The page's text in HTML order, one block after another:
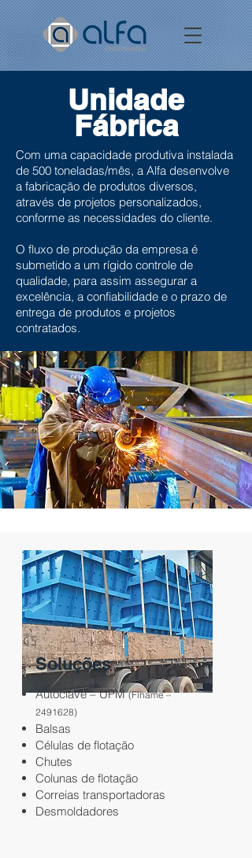
Unidade
Fábrica
Com uma capacidade produtiva instalada
de 500 toneladas/mês, a Alfa desenvolve
a fabricação de produtos diversos,
através de projetos personalizados,
conforme as necessidades do cliente.
O fluxo de produção da empresa é
submetido a um rígido controle de
qualidade, para assim assegurar a
excelência, a confiabilidade e o prazo de
entrega de produtos e projetos
contratados.
Soluções
Autoclave – UPM(Finame –
2491628)
Balsas
Células de flotação
Chutes
Colunas de flotação
Correias transportadoras
Desmoldadores